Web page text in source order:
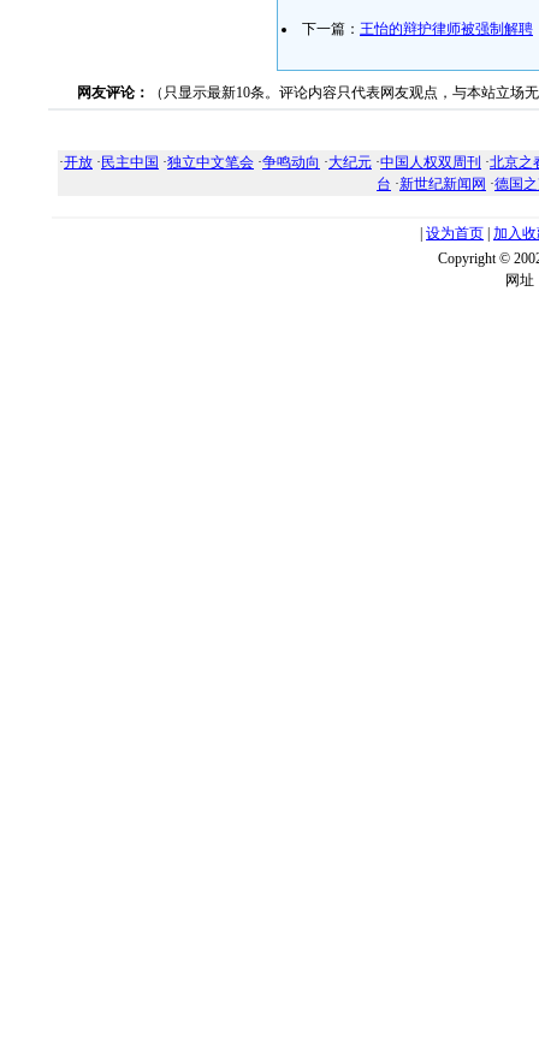
下一篇： 王怡的辩护律师被强制解聘
网友评论： （只显示最新10条。评论内容只代表网友观点，与本站立场
·开放 · 民主中国 ·独立中文笔会 ·争鸣动向 ·大纪元 ·中国人权双周刊 ·北京之
台 ·新世纪新闻网 ·德国
设为首页 加入
Copyright ©
网址